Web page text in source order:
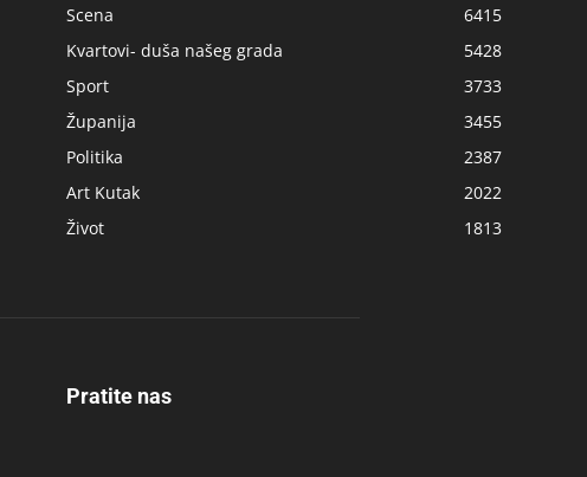
Scena
6415
Kvartovi- duša našeg grada
5428
Sport
3733
Županija
3455
Politika
2387
Art Kutak
2022
Život
1813
Pratite nas